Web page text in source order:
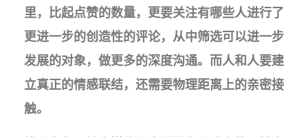
里，比起点赞的数量，更要关注有哪些人进行了
更进一步的创造性的评论，从中筛选可以进一步
发展的对象，做更多的深度沟通。而人和人要建
立真正的情感联结，还需要物理距离上的亲密接
触。